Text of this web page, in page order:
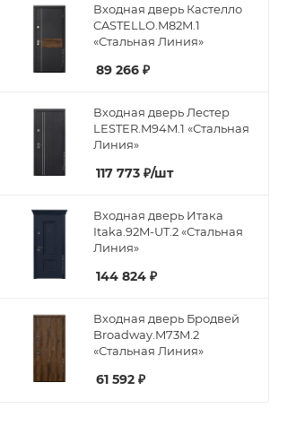
Входная дверь Кастелло
CASTELLO.M82M.1
«Стальная Линия»
89 266 ₽
Входная дверь Лестер
LESTER.M94M.1 «Стальная
Линия»
117 773 ₽/шт
Входная дверь Итака
Itaka.92M-UT.2 «Стальная
Линия»
144 824 ₽
Входная дверь Бродвей
Broadway.M73M.2
«Стальная Линия»
61 592 ₽